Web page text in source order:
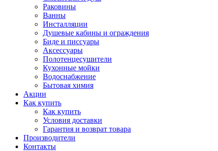
Раковины
Ванны
Инсталляции
Душевые кабины и ограждения
Биде и писсуары
Аксессуары
Полотенцесушители
Кухонные мойки
Водоснабжение
Бытовая химия
Акции
Как купить
Как купить
Условия доставки
Гарантия и возврат товара
Производители
Контакты